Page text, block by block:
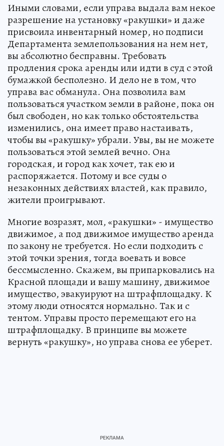
Иными словами, если управа выдала вам некое
разрешение на установку «ракушки» и даже
присвоила инвентарный номер, но подписи
Департамента землепользования на нем нет,
вы абсолютно бесправны. Требовать
продления срока аренды или идти в суд с этой
бумажкой бесполезно. И дело не в том, что
управа вас обманула. Она позволила вам
пользоваться участком земли в районе, пока он
был свободен, но как только обстоятельства
изменились, она имеет право настаивать,
чтобы вы «ракушку» убрали. Увы, вы не можете
пользоваться этой землей вечно. Она
городская, и город как хочет, так ею и
распоряжается. Потому и все суды о
незаконных действиях властей, как правило,
жители проигрывают.
Многие возразят, мол, «ракушки» - имущество
движимое, а под движимое имущество аренда
по закону не требуется. Но если подходить с
этой точки зрения, тогда воевать и вовсе
бессмысленно. Скажем, вы припарковались на
Красной площади и вашу машину, движимое
имущество, эвакуируют на штрафплощадку. К
этому люди относятся нормально. Так и с
тентом. Управы просто перемещают его на
штрафплощадку. В принципе вы можете
вернуть «ракушку», но управа снова ее уберет.